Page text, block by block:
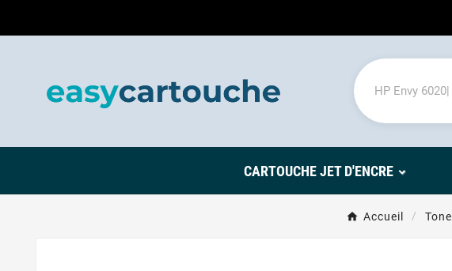
CARTOUCHE JET D'ENCRE
Accueil